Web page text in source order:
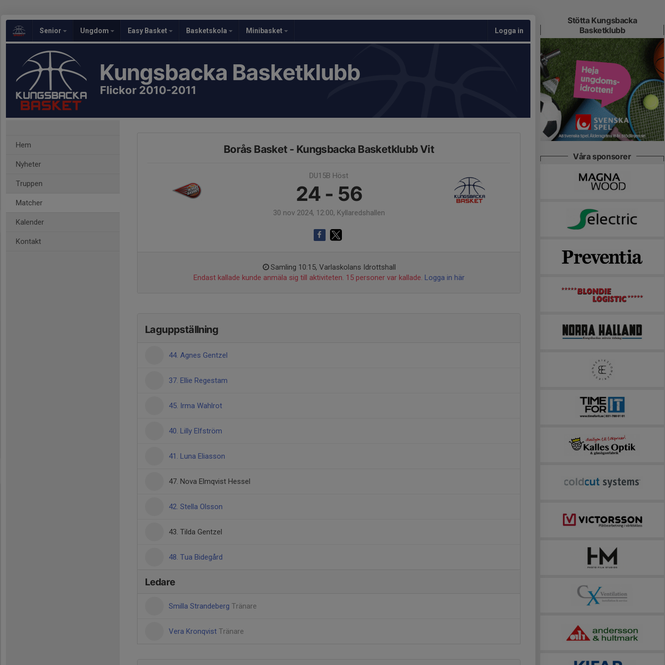
Senior Ungdom Easy Basket Basketskola Minibasket Logga in
Kungsbacka Basketklubb
Flickor 2010-2011
Hem
Nyheter
Truppen
Matcher
Kalender
Kontakt
Borås Basket - Kungsbacka Basketklubb Vit
DU15B Höst
24 - 56
30 nov 2024, 12:00, Kyllaredshallen
Samling 10:15, Varlaskolans Idrottshall
Endast kallade kunde anmäla sig till aktiviteten. 15 personer var kallade. Logga in här
Laguppställning
44. Agnes Gentzel
37. Ellie Regestam
45. Irma Wahlrot
40. Lilly Elfström
41. Luna Eliasson
47. Nova Elmqvist Hessel
42. Stella Olsson
43. Tilda Gentzel
48. Tua Bidegård
Ledare
Smilla Strandeberg Tränare
Vera Kronqvist Tränare
Stötta Kungsbacka
Basketklubb
Våra sponsorer